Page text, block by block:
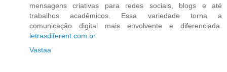
mensagens criativas para redes sociais, blogs e até
trabalhos acadêmicos. Essa variedade torna a
comunicação digital mais envolvente e diferenciada.
letrasdiferent.com.br
Vastaa